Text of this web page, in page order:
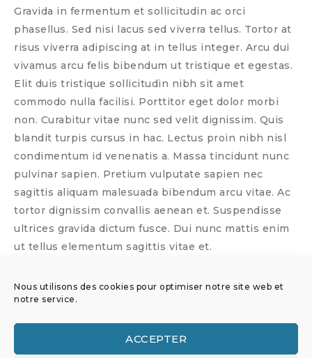
Nous utilisons des cookies pour optimiser notre site web et
notre service.
ACCEPTER
Gravida in fermentum et sollicitudin ac orci
phasellus. Sed nisi lacus sed viverra tellus. Tortor at
risus viverra adipiscing at in tellus integer. Arcu dui
vivamus arcu felis bibendum ut tristique et egestas.
Elit duis tristique sollicitudin nibh sit amet
commodo nulla facilisi. Porttitor eget dolor morbi
non. Curabitur vitae nunc sed velit dignissim. Quis
blandit turpis cursus in hac. Lectus proin nibh nisl
condimentum id venenatis a. Massa tincidunt nunc
pulvinar sapien. Pretium vulputate sapien nec
sagittis aliquam malesuada bibendum arcu vitae. Ac
tortor dignissim convallis aenean et. Suspendisse
ultrices gravida dictum fusce. Dui nunc mattis enim
ut tellus elementum sagittis vitae et.
tures-interieures.com/portf